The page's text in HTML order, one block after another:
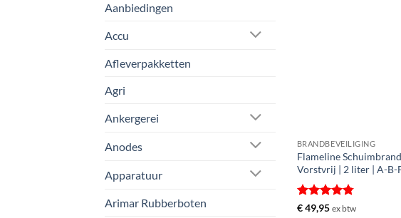
Aanbiedingen
Accu
Afleverpakketten
Agri
Ankergerei
Anodes
Apparatuur
Arimar Rubberboten
BRANDBEVEILIGING
Flameline
Vorstvrij | 2 liter | A-B-
Gewaardeerd
€49,95 ex btw